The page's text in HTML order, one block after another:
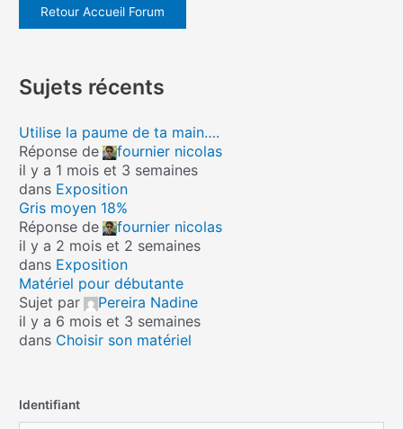
Retour Accueil Forum
Sujets récents
Utilise la paume de ta main….
Réponse de
fournier nicolas
il y a 1 mois et 3 semaines
dans Exposition
Gris moyen 18%
Réponse de
fournier nicolas
il y a 2 mois et 2 semaines
dans Exposition
Matériel pour débutante
Sujet par
Pereira Nadine
il y a 6 mois et 3 semaines
dans Choisir son matériel
Identifiant